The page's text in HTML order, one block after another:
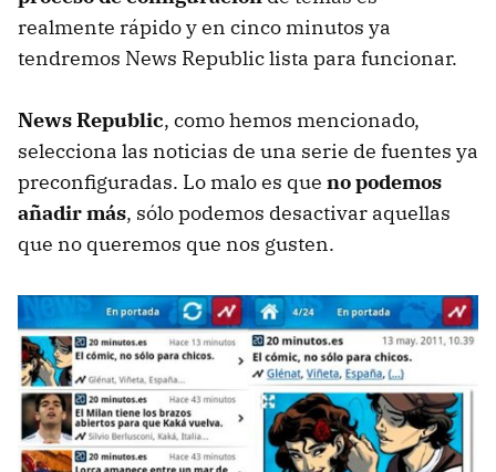
realmente rápido y en cinco minutos ya
tendremos News Republic lista para funcionar.
News Republic, como hemos mencionado,
selecciona las noticias de una serie de fuentes ya
preconfiguradas. Lo malo es que no podemos
añadir más, sólo podemos desactivar aquellas
que no queremos que nos gusten.